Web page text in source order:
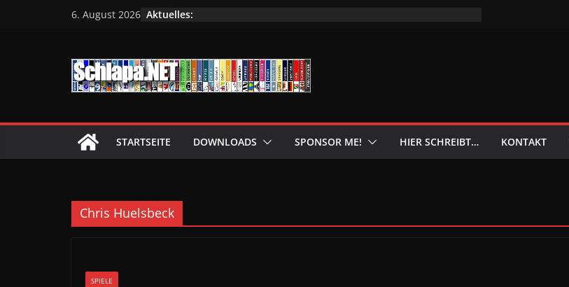
6. August 2026 Aktuelles:
STARTSEITE DOWNLOADS SPONSOR ME! HIER SCHREIBT… KONTAKT
Chris Huelsbeck
SPIELE